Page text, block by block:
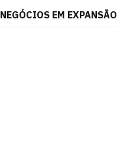
NEGÓCIOS EM EXPANSÃO